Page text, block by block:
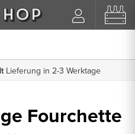
Lieferung in 2-3 Werktage
Fourchette